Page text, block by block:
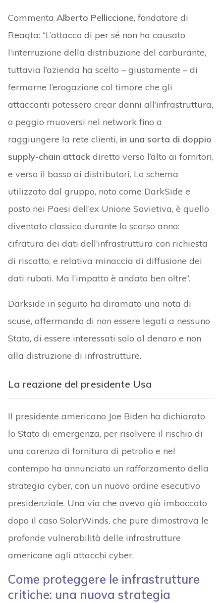
Commenta Alberto Pelliccione, fondatore di
Reaqta: “L’attacco di per sé non ha causato
l’interruzione della distribuzione del carburante,
tuttavia l’azienda ha scelto – giustamente – di
fermarne l’erogazione col timore che gli
attaccanti potessero crear danni all’infrastruttura,
o peggio muoversi nel network fino a
raggiungere la rete clienti, in una sorta di doppio
supply-chain attackdiretto verso l’alto ai fornitori,
e verso il basso ai distributori. Lo schema
utilizzato dal gruppo, noto come DarkSide e
posto nei Paesi dell’ex Unione Sovietiva, è quello
diventato classico durante lo scorso anno:
cifratura dei dati dell’infrastruttura con richiesta
di riscatto, e relativa minaccia di diffusione dei
dati rubati. Ma l’impatto è andato ben oltre”.
Darkside in seguito ha diramato una nota di
scuse, affermando di non essere legati a nessuno
Stato, di essere interessati solo al denaro e non
alla distruzione di infrastrutture.
La reazione del presidente Usa
Il presidente americano Joe Biden ha dichiarato
lo Stato di emergenza, per risolvere il rischio di
una carenza di fornitura di petrolio e nel
contempo ha annunciato un rafforzamento della
strategia cyber, con un nuovo ordine esecutivo
presidenziale. Una via che aveva già imboccato
dopo il caso SolarWinds, che pure dimostrava le
profonde vulnerabilità delle infrastrutture
americane agli attacchi cyber.
Come proteggere le infrastrutture
critiche: una nuova strategia